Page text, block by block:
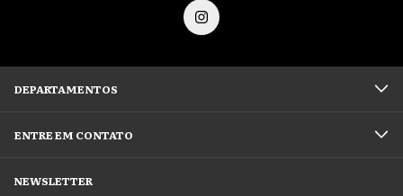
DEPARTAMENTOS
ENTRE EM CONTATO
NEWSLETTER